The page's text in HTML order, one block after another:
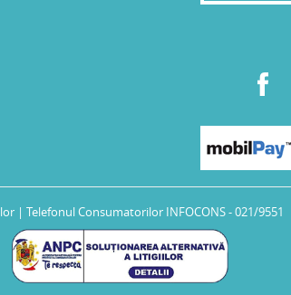
| Telefonul Consumatorilor INFOCONS - 021/9551